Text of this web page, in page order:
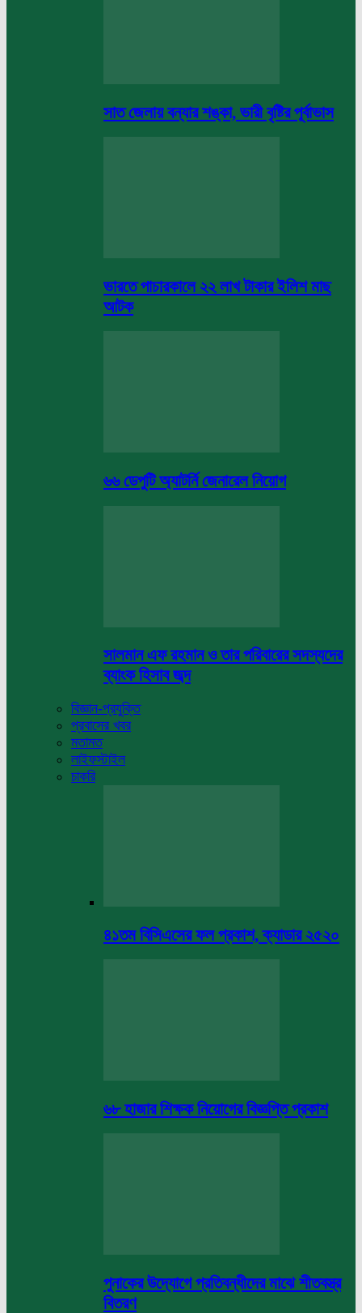
সাত জেলায় বন্যার শঙ্কা, ভারী বৃষ্টির পূর্বাভাস
ভারতে পাচারকালে ২২ লাখ টাকার ইলিশ মাছ
আটক
৬৬ ডেপুটি অ্যাটর্নি জেনারেল নিয়োগ
সালমান এফ রহমান ও তার পরিবারের সদস্যদের
ব্যাংক হিসাব জব্দ
বিজ্ঞান-প্রযুক্তি
প্রবাসের খবর
মতামত
লাইফস্টাইল
চাকরি
৪১তম বিসিএসের ফল প্রকাশ, ক্যাডার ২৫২০
৬৮ হাজার শিক্ষক নিয়োগের বিজ্ঞপ্তি প্রকাশ
পুনাকের উদ্যোগে প্রতিবন্ধীদের মাঝে শীতবস্ত্র
বিতরণ